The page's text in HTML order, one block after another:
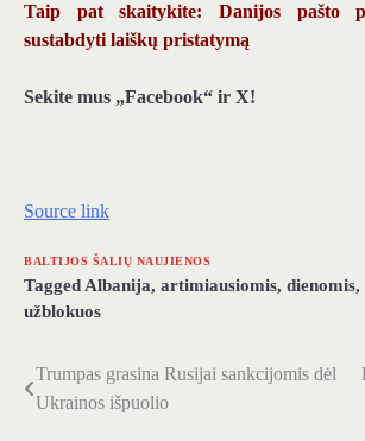
Taip pat skaitykite: Danijos pašto
sustabdyti laiškų pristatymą
Sekite mus „Facebook“ ir X!
Source link
BALTIJOS ŠALIŲ NAUJIENOS
TaggedAlbanija, artimiausiomis, dienomis,
užblokuos
Navigacija
Trumpas grasina Rusijai sankcijomis dėl
Ukrainos išpuolio